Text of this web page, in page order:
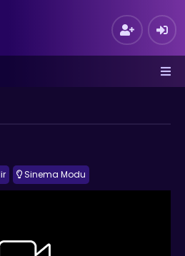
Sinema Modu